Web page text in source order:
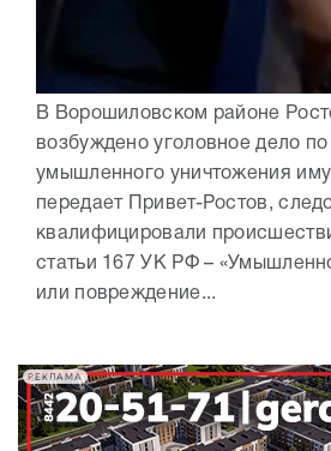
В Ворошиловском районе
возбуждено уголовное дело
умышленного уничтожения
передает Привет-Ростов,
квалифицировали
статьи 167 УК РФ –
или повреждение...
РЕКЛАМА